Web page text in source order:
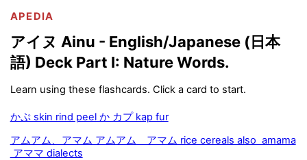
APEDIA
アイヌ Ainu - English/Japanese (日本
語) Deck Part I: Nature Words.
Learn using these flashcards. Click a card to start.
かぷ skin rind peel か カプ kap fur
アムアム、アマム アムアム アマム rice cereals also amama
アママ dialects